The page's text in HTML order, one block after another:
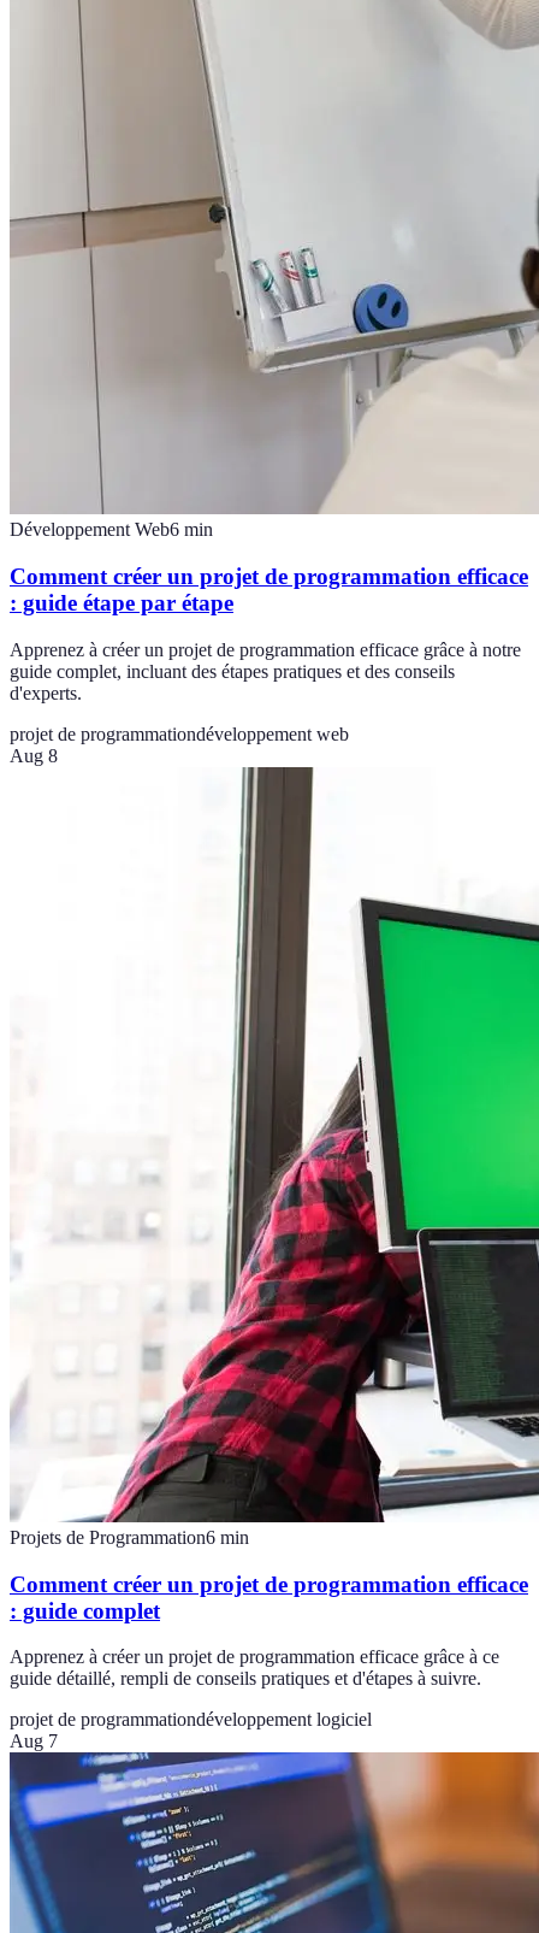
Développement Web6 min
Comment créer un projet de programmation efficace
: guide étape par étape
Apprenez à créer un projet de programmation efficace grâce à notre
guide complet, incluant des étapes pratiques et des conseils
d'experts.
projet de programmationdéveloppement web
Aug 8
Projets de Programmation6 min
Comment créer un projet de programmation efficace
: guide complet
Apprenez à créer un projet de programmation efficace grâce à ce
guide détaillé, rempli de conseils pratiques et d'étapes à suivre.
projet de programmationdéveloppement logiciel
Aug 7